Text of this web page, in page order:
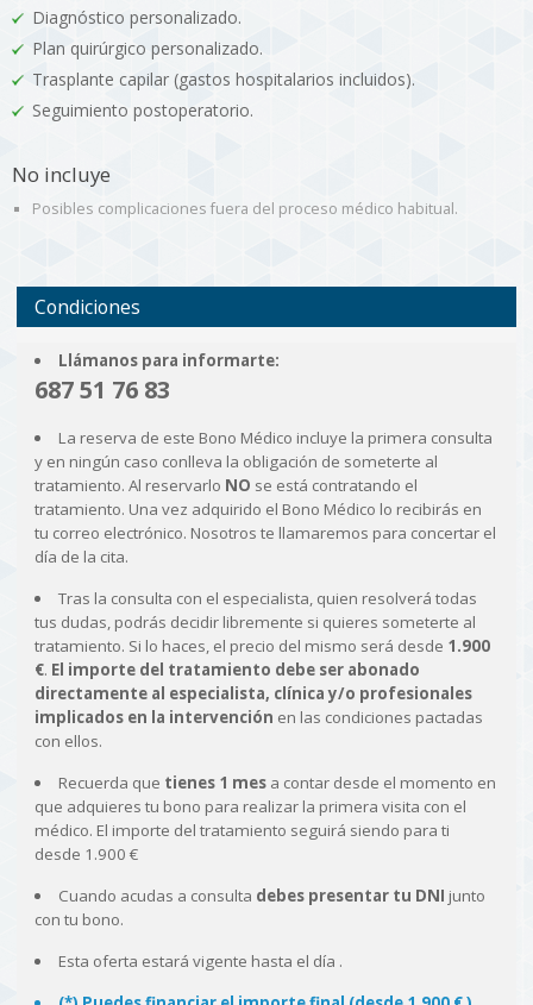
Diagnóstico personalizado.
Plan quirúrgico personalizado.
Trasplante capilar (gastos hospitalarios incluidos).
Seguimiento postoperatorio.
No incluye
Posibles complicaciones fuera del proceso médico habitual.
Condiciones
Llámanos para informarte:
687 51 76 83
La reserva de este Bono Médico incluye la primera consulta
y en ningún caso conlleva la obligación de someterte al
tratamiento. Al reservarlo NO se está contratando el
tratamiento. Una vez adquirido el Bono Médico lo recibirás en
tu correo electrónico. Nosotros te llamaremos para concertar el
día de la cita.
Tras la consulta con el especialista, quien resolverá todas
tus dudas, podrás decidir libremente si quieres someterte al
tratamiento. Si lo haces, el precio del mismo será desde 1.900
€. El importe del tratamiento debe ser abonado
directamente al especialista, clínica y/o profesionales
implicados en la intervención en las condiciones pactadas
con ellos.
Recuerda que tienes 1 mesa contar desde el momento en
que adquieres tu bono para realizar la primera visita con el
médico. El importe del tratamiento seguirá siendo para ti
desde 1.900 €
Cuando acudas a consulta debes presentar tu DNI junto
con tu bono.
Esta oferta estará vigente hasta el día .